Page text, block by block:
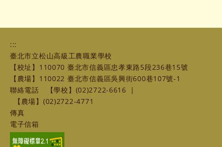
:::
臺北市立松山高級工農職業學校
【校址】110070 臺北市信義區忠孝東路5段236巷15號
【農場】110022 臺北市信義區吳興街600巷107號-1
聯絡電話
【學校】(02)2722-6616
|
【農場】(02)2722-4771
傳真
電子信箱